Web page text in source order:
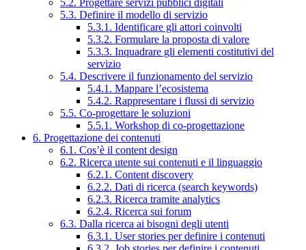
5.3. Definire il modello di servizio
5.3.1. Identificare gli attori coinvolti
5.3.2. Formulare la proposta di valore
5.3.3. Inquadrare gli elementi costitutivi del
servizio
5.4. Descrivere il funzionamento del servizio
5.4.1. Mappare l’ecosistema
5.4.2. Rappresentare i flussi di servizio
5.5. Co-progettare le soluzioni
5.5.1. Workshop di co-progettazione
6. Progettazione dei contenuti
6.1. Cos’è il content design
6.2. Ricerca utente sui contenuti e il linguaggio
6.2.1. Content discovery
6.2.2. Dati di ricerca (search keywords)
6.2.3. Ricerca tramite analytics
6.2.4. Ricerca sui forum
6.3. Dalla ricerca ai bisogni degli utenti
6.3.1. User stories per definire i contenuti